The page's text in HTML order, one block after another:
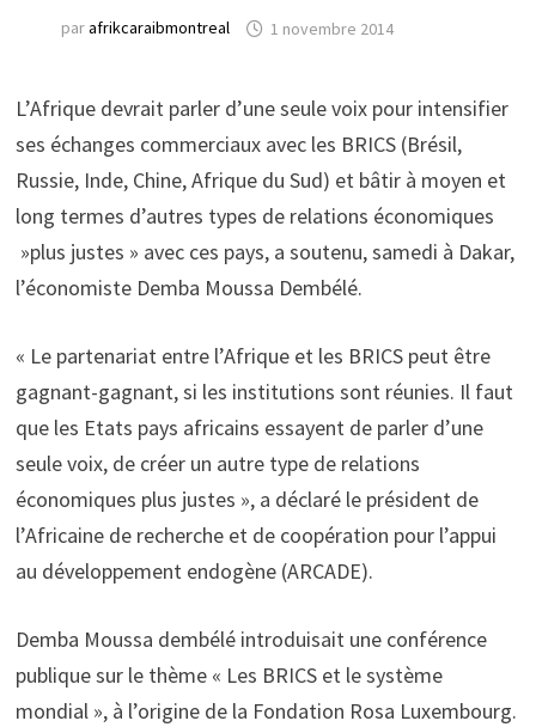
parafrikcaraibmontreal 1 novembre 2014
L’Afrique devrait parler d’une seule voix pour intensifier
ses échanges commerciaux avec les BRICS (Brésil,
Russie, Inde, Chine, Afrique du Sud) et bâtir à moyen et
long termes d’autres types de relations économiques
»plus justes » avec ces pays, a soutenu, samedi à Dakar,
l’économiste Demba Moussa Dembélé.
« Le partenariat entre l’Afrique et les BRICS peut être
gagnant-gagnant, si les institutions sont réunies. Il faut
que les Etats pays africains essayent de parler d’une
seule voix, de créer un autre type de relations
économiques plus justes », a déclaré le président de
l’Africaine de recherche et de coopération pour l’appui
au développement endogène (ARCADE).
Demba Moussa dembélé introduisait une conférence
publique sur le thème « Les BRICS et le système
mondial », à l’origine de la Fondation Rosa Luxembourg.